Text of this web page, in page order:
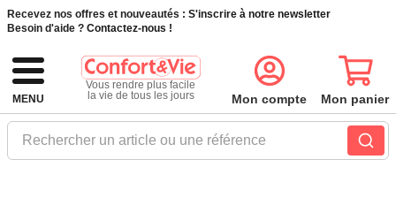
Recevez nos offres et nouveautés : S'inscrire à notre newsletter
Besoin d'aide ? Contactez-nous !
MENU
Vous rendre plus facile
la vie de tous les jours
Rechercher un article ou une référence
Mon compte Mon panier